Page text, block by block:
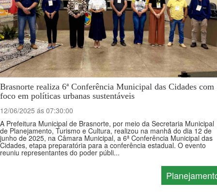
Brasnorte realiza 6ª Conferência Municipal das Cidades com
foco em políticas urbanas sustentáveis
12/06/2025 ás 07:30:00
A Prefeitura Municipal de Brasnorte, por meio da Secretaria Municipal
de Planejamento, Turismo e Cultura, realizou na manhã do dia 12 de
junho de 2025, na Câmara Municipal, a 6ª Conferência Municipal das
Cidades, etapa preparatória para a conferência estadual. O evento
reuniu representantes do poder públi...